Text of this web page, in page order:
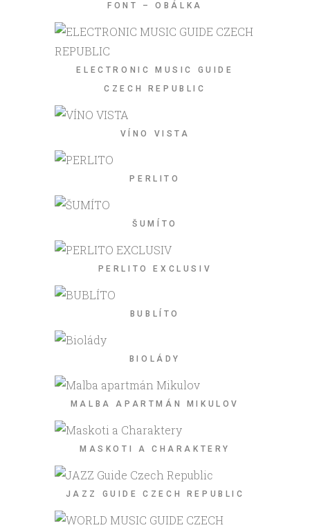
FONT – OBÁLKA
ELECTRONIC MUSIC GUIDE
CZECH REPUBLIC
VÍNO VISTA
PERLITO
ŠUMÍTO
PERLITO EXCLUSIV
BUBLÍTO
BIOLÁDY
MALBA APARTMÁN MIKULOV
MASKOTI A CHARAKTERY
JAZZ GUIDE CZECH REPUBLIC